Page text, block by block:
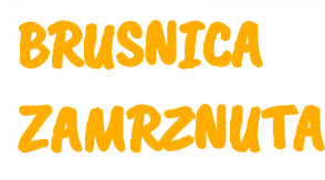
BRUSNICA
ZAMRZNUTA